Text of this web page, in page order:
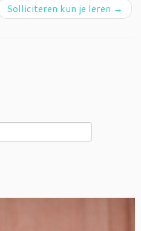
Solliciteren kun je leren →